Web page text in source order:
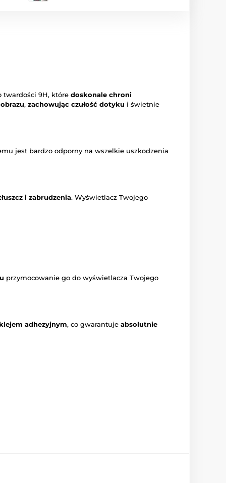
twardości 9H, które doskonale chroni
, zachowując czułość dotyku i świetnie
jest bardzo odporny na wszelkie uszkodzenia
i zabrudzenia. Wyświetlacz Twojego
przymocowanie go do wyświetlacza Twojego
adhezyjnym, co gwarantuje absolutnie